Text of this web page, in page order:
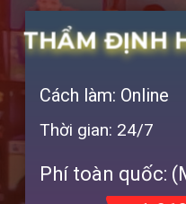
THẨM ĐỊNH
Cách làm: Online
Phí toàn quốc:
Thời gian: 24/7